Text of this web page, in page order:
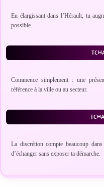
En élargissant dans l’Hérault, tu
possible.
Commence simplement : une
référence à la ville ou au secteur.
La discrétion compte beaucoup
d’échanger sans exposer ta démarche.